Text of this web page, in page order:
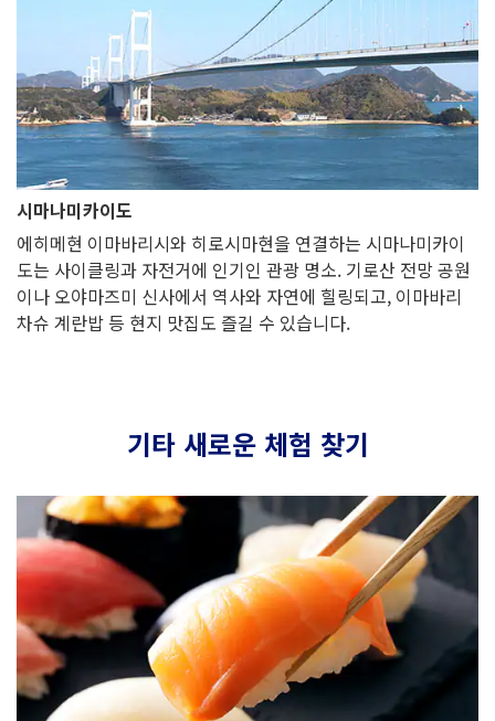
시마나미카이도
에히메현 이마바리시와 히로시마현을 연결하는 시마나미카이
도는 사이클링과 자전거에 인기인 관광 명소. 기로산 전망 공원
이나 오야마즈미 신사에서 역사와 자연에 힐링되고, 이마바리
차슈 계란밥 등 현지 맛집도 즐길 수 있습니다.
기타 새로운 체험 찾기